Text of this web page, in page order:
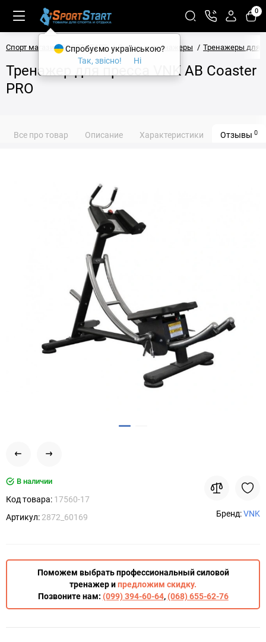
0
Спорт магазин SPORTSTART Силовые тренажеры Тренажеры для
Тренажер для пресса VNK AB Coaster
PRO
Все про товар Описание Характеристики Отзывы 0
В наличии
Код товара: 17560-17
Артикул: 2872_60169 Бренд:VNK
Поможем выбрать профессиональный силовой
тренажер ипредложим скидку.
Позвоните нам: (099) 394-60-64,(068) 655-62-76
Спробуємо українською?
Так, звісно!
Ні